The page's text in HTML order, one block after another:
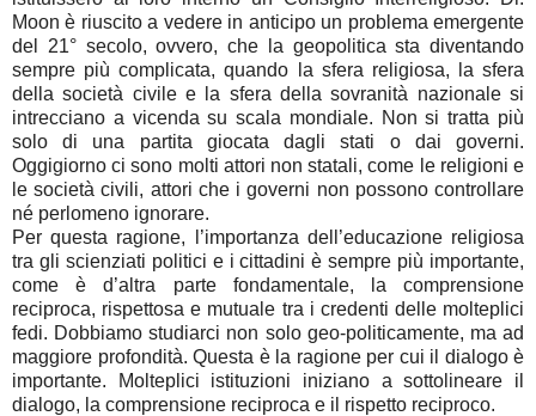
Moon è riuscito a vedere in anticipo un problema emergente
del 21° secolo, ovvero, che la geopolitica sta diventando
sempre più complicata, quando la sfera religiosa, la sfera
della società civile e la sfera della sovranità nazionale si
intrecciano a vicenda su scala mondiale. Non si tratta più
solo di una partita giocata dagli stati o dai governi.
Oggigiorno ci sono molti attori non statali, come le religioni e
le società civili, attori che i governi non possono controllare
né perlomeno ignorare.
Per questa ragione, l’importanza dell’educazione religiosa
tra gli scienziati politici e i cittadini è sempre più importante,
come è d’altra parte fondamentale, la comprensione
reciproca, rispettosa e mutuale tra i credenti delle molteplici
fedi. Dobbiamo studiarci non solo geo-politicamente, ma ad
maggiore profondità. Questa è la ragione per cui il dialogo è
importante. Molteplici istituzioni iniziano a sottolineare il
dialogo, la comprensione reciproca e il rispetto reciproco.